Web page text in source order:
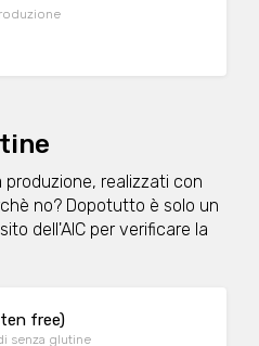
realizzati con
no? Dopotutto è solo un
dell'AIC per verificare la
free)
senza glutine